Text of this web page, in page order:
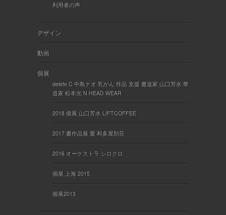
利用者の声
デザイン
動画
個展
delete C 中島ナオ 乳がん 作品 支援 書道家 山口芳水 華
道家 松本光 N HEAD WEAR
2018 個展 山口芳水 LIFTCOFFEE
2017 書作品展 愛 和多屋別荘
2016 オーケストラ シロクロ
個展 上海 2015
個展2013